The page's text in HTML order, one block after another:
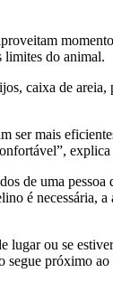
limites do animal.
caixa de areia,
ser mais
de uma
é necessária,
lugar ou se
segue próximo